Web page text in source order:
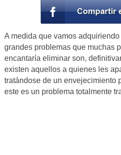
A medida que vamos
grandes problemas que muchas
encantaría eliminar son,
existen aquellos a quienes les
tratándose de un envejecimiento
este es un problema totalmente